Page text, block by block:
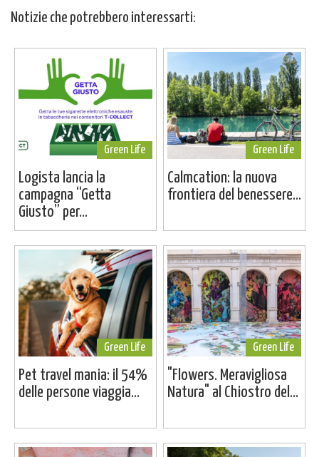
Notizie che potrebbero interessarti:
Green Life
Logista lancia la
campagna “Getta
Giusto” per...
Green Life
Calmcation: la nuova
frontiera del benessere...
Green Life
Pet travel mania: il 54%
delle persone viaggia...
Green Life
"Flowers. Meravigliosa
Natura" al Chiostro del...